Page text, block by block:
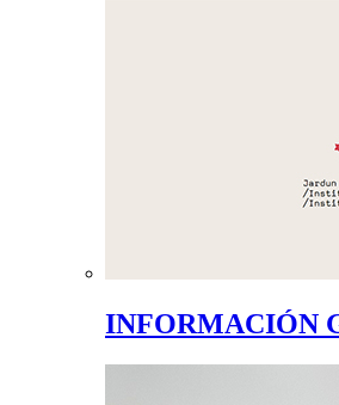
INFORMACIÓN